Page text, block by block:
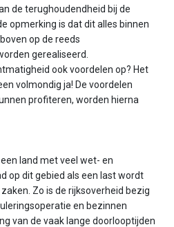
de terughoudendheid bij de
opmerking is dat dit alles binnen
op de reeds
gerealiseerd.
ook voordelen op? Het
volmondig ja! De voordelen
profiteren, worden hierna
land met veel wet- en
op dit gebied als een last wordt
Zo is de rijksoverheid bezig
en bezinnen
van de vaak lange doorlooptijden